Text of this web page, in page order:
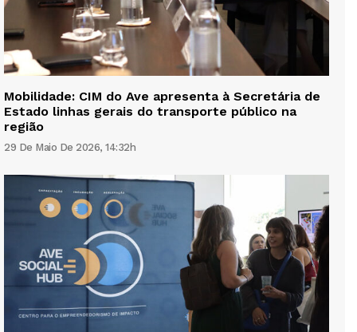
Mobilidade: CIM do Ave apresenta à Secretária de
Estado linhas gerais do transporte público na
região
29 De Maio De 2026, 14:32h